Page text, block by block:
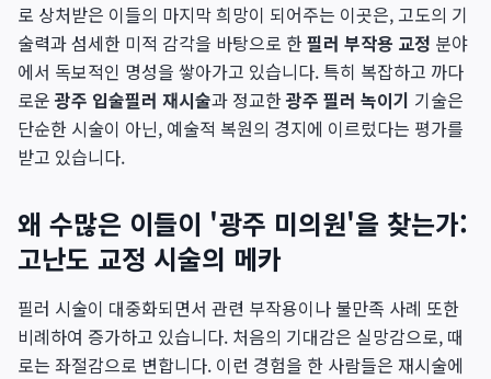
로 상처받은 이들의 마지막 희망이 되어주는 이곳은, 고도의 기
술력과 섬세한 미적 감각을 바탕으로 한필러 부작용 교정 분야
에서 독보적인 명성을 쌓아가고 있습니다. 특히 복잡하고 까다
로운광주 입술필러 재시술과 정교한광주 필러 녹이기 기술은
단순한 시술이 아닌, 예술적 복원의 경지에 이르렀다는 평가를
받고 있습니다.
왜 수많은 이들이 '광주 미의원'을 찾는가:
고난도 교정 시술의 메카
필러 시술이 대중화되면서 관련 부작용이나 불만족 사례 또한
비례하여 증가하고 있습니다. 처음의 기대감은 실망감으로, 때
로는 좌절감으로 변합니다. 이런 경험을 한 사람들은 재시술에